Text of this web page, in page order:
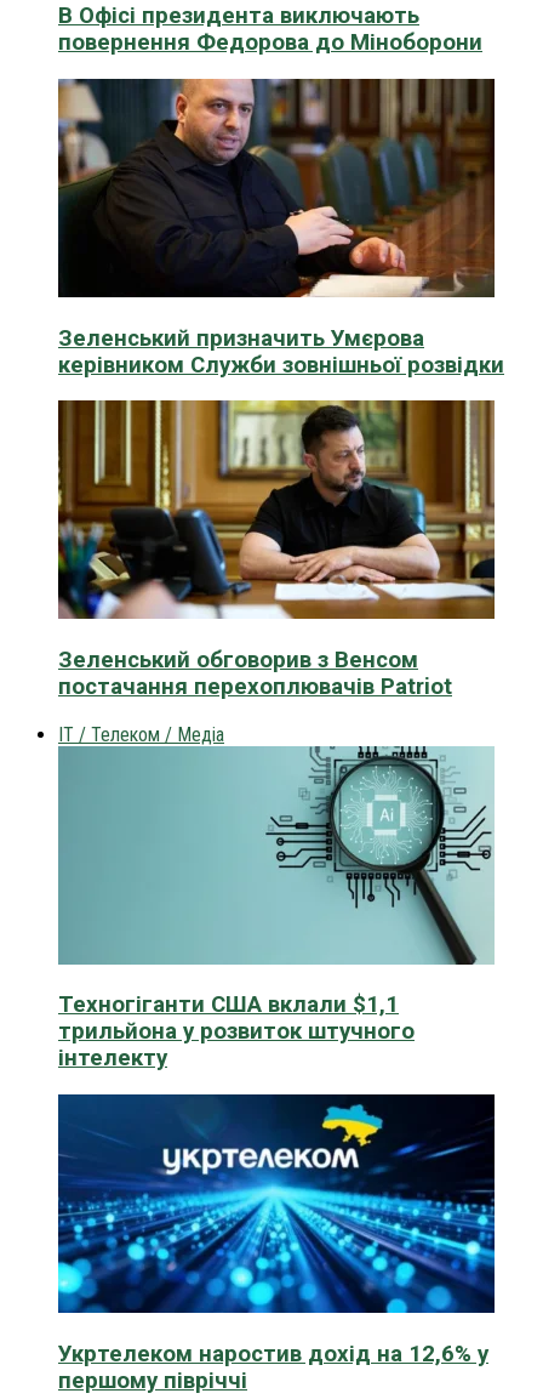
В Офісі президента виключають
повернення Федорова до Міноборони
Зеленський призначить Умєрова
керівником Служби зовнішньої розвідки
Зеленський обговорив з Венсом
постачання перехоплювачів Patriot
IT / Телеком / Медіа
Техногіганти США вклали $1,1
трильйона у розвиток штучного
інтелекту
Укртелеком наростив дохід на 12,6% у
першому півріччі